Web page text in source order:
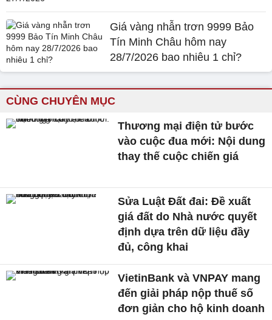
Giá vàng nhẫn trơn 9999 Bảo
Tín Minh Châu hôm nay
28/7/2026 bao nhiêu 1 chỉ?
CÙNG CHUYÊN MỤC
Thương mại điện tử bước
vào cuộc đua mới: Nội dung
thay thế cuộc chiến giá
Sửa Luật Đất đai: Đề xuất
giá đất do Nhà nước quyết
định dựa trên dữ liệu đầy
đủ, công khai
VietinBank và VNPAY mang
đến giải pháp nộp thuế số
đơn giản cho hộ kinh doanh